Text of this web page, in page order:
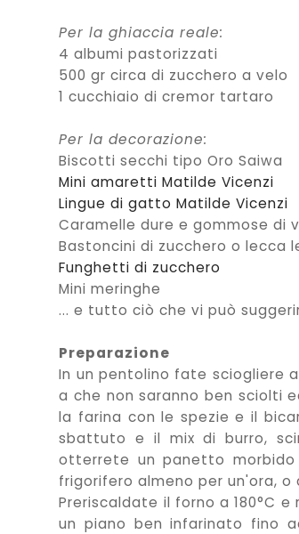
Per la ghiaccia reale:
4 albumi pastorizzati
500 gr circa di zucchero a velo
1 cucchiaio di cremor tartaro
Per la decorazione:
Biscotti secchi tipo Oro Saiwa
Mini amaretti Matilde Vicenzi
Lingue di gatto Matilde Vicenzi
Caramelle dure e gommose di
Bastoncini di zucchero o lecca
Funghetti di zucchero
Mini meringhe
... e tutto ciò che vi può
Preparazione
In un pentolino fate sciogliere
a che non saranno ben sciolti
la farina con le spezie e il
sbattuto e il mix di burro,
otterrete un panetto morbido
frigorifero almeno per un'ora,
Preriscaldate il forno a 180°C
un piano ben infarinato fino